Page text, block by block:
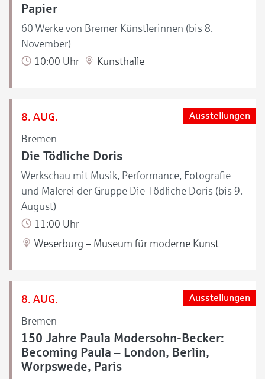
Papier
60 Werke von Bremer Künstlerinnen (bis 8.
November)
10:00 Uhr
Kunsthalle
8. AUG.
Bremen
Ausstellungen
Die Tödliche Doris
Werkschau mit Musik, Performance, Fotografie
und Malerei der Gruppe Die Tödliche Doris (bis 9.
August)
11:00 Uhr
Weserburg – Museum für moderne Kunst
8. AUG.
Bremen
Ausstellungen
150 Jahre Paula Modersohn-Becker:
Becoming Paula – London, Berlin,
Worpswede, Paris